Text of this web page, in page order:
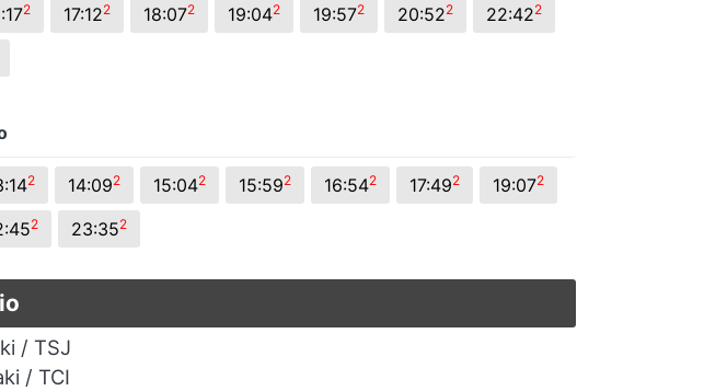
2 17:122 18:072 19:042 19:572 20:522 22:422
2 14:092 15:042 15:592 16:542 17:492 19:072
2 23:352
/ TSJ
/ TCI